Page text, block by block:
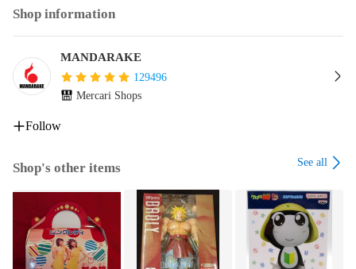
付属しない場合がございます。
い場合がございます。
布製品(バッグ、タペストリー、ハンカチ等)は保管や発送時の
い場合は本体のみとなります。また商品が特典品の場合、本
体が付属する記載がない場合特典のみとなります。
食玩等の食品または飲料が付属する商品の食品及び飲料の飲
食はお止めください。当店では食玩の付属物、外装を商品の
主体とし、食品としての販売をしていないため、飲食をした
場合の健康被害の責任は負いかねます。
Shop information
MANDARAKE
129496
Mercari Shops
Follow
Shop's other items See all